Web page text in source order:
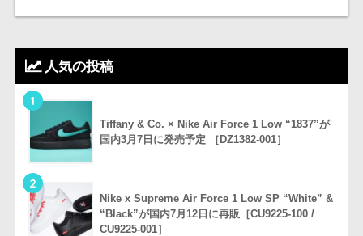
人気の投稿
1
Tiffany & Co. × Nike Air Force 1 Low “1837”が
国内3月7日に発売予定 ［DZ1382-001］
2
Nike x Supreme Air Force 1 Low SP “White” &
“Black”が国内7月12日に再販［CU9225-100 /
CU9225-001］